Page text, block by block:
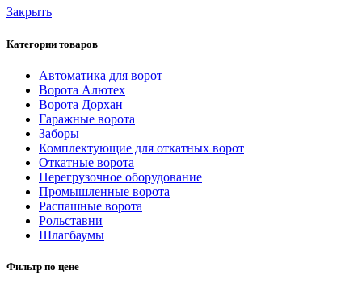
Закрыть
Категории товаров
Автоматика для ворот
Ворота Алютех
Ворота Дорхан
Гаражные ворота
Заборы
Комплектующие для откатных ворот
Откатные ворота
Перегрузочное оборудование
Промышленные ворота
Распашные ворота
Рольставни
Шлагбаумы
Фильтр по цене